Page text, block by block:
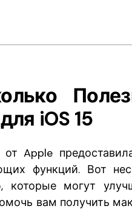
iOS 15
от Apple
функций. Вот
которые могут
вам получить